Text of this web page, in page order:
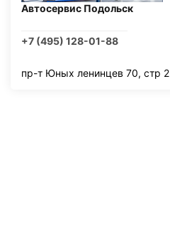
Автосервис Подольск
+7 (495) 128-01-88
пр-т Юных ленинцев 70, стр 2